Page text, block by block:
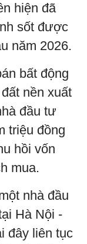
hiện đã
sốt được
năm 2026.
bất động
nền xuất
đầu tư
triệu đồng
hồi vốn
mua.
nhà đầu
Hà Nội -
đây liên tục